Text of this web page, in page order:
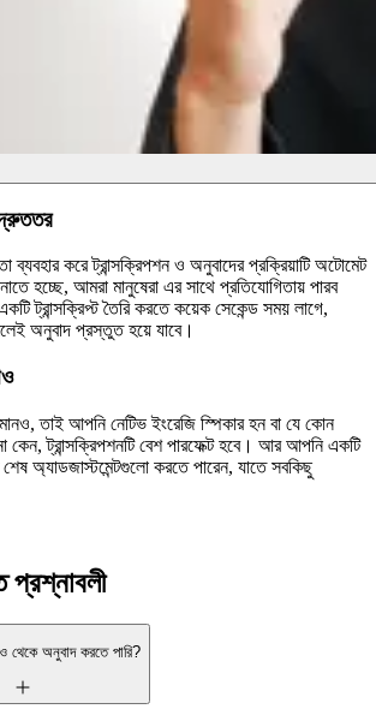
করে ট্রান্সক্রিপশন ও অনুবাদের প্রক্রিয়াটি অটোমেট
হচ্ছে, আমরা মানুষেরা এর সাথে প্রতিযোগিতায় পারব
ট্রান্সক্রিপ্ট তৈরি করতে কয়েক সেকেন্ড সময় লাগে,
অনুবাদ প্রস্তুত হয়ে যাবে।
তাই আপনি নেটিভ ইংরেজি স্পিকার হন বা যে কোন
কেন, ট্রান্সক্রিপশনটি বেশ পারফেক্ট হবে। আর আপনি একটি
শেষ অ্যাডজাস্টমেন্টগুলো করতে পারেন, যাতে সবকিছু
প্রশ্নাবলী
থেকে অনুবাদ করতে পারি?